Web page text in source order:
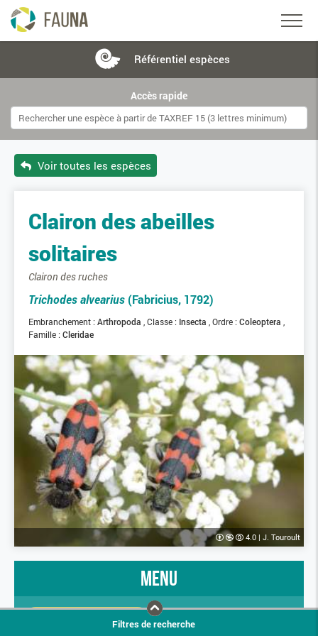
Référentiel espèces
Accès rapide
Voir toutes les espèces
Clairon des abeilles
solitaires
Clairon des ruches
Trichodes alvearius (Fabricius, 1792)
Embranchement : Arthropoda Classe : Insecta Ordre : Coleoptera
Famille : Cleridae
4.0 | J. Touroult
menu
Filtres de recherche